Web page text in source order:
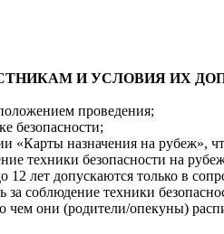
И УСЛОВИЯ ИХ
проведения;
безопасности;
«Карты назначения на рубеж»,
техники безопасности на
лет допускаются только в
за соблюдение техники
чем они (родители/опекуны)